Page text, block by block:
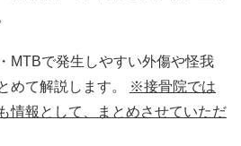
MTBで発生しやすい外傷や怪我
めて解説します。
※接骨院では
情報として、まとめさせていただ